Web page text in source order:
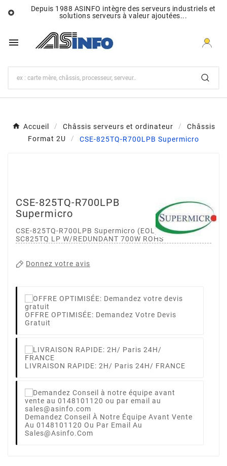

Depuis 1988 ASINFO intègre des serveurs industriels et
solutions serveurs à valeur ajoutées...

Accueil Châssis serveurs et ordinateur
Châssis
Format 2U
CSE-825TQ-R700LPB Supermicro
CSE-825TQ-R700LPB
Supermicro
CSE-825TQ-R700LPB Supermicro (EOL)BLACK 2U
SC825TQ LP W/REDUNDANT 700W ROHS
Donnez votre avis
OFFRE OPTIMISÉE: Demandez Votre Devis
Gratuit
LIVRAISON RAPIDE: 2H/ Paris 24H/ FRANCE
Demandez Conseil À Notre Équipe Avant Vente
Au 0148101120 Ou Par Email Au
Sales@asinfo.com